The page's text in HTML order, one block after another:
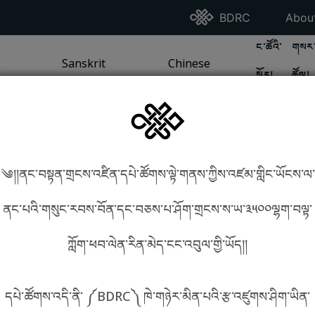
Go To BDRC
BDRC Go
/ SEA TRADITIONPAGE
GO TOSANSKRIT TRADITION
Sanskrit
GO TOCHINESE TRADITION
Chinese
GO TO
ང་ཚོའི་
སྐོར།
GO
ཚོལ།
༄།།ནང་བསྟན་གྲངས་འཛིན་དཔེ་ཚོགས་ལྟེ་གནས་ཀྱིས་འཛམ་གླིང་ཡོངས་ལ་
ནང་པའི་གསུང་རབས་བོན་དང་བཅས་པ་ཤོག་གྲངས་ས་ཡ་༣༥༠༠ལྷག་བལྟ་
ཀློག་ཕབ་ལེན་རིན་མེད་ངང་འབུལ་གྱི་ཡོད།།
དཔེ་ཚོགས་འདི་ནི་ ༼BDRC༽ ཁེ་གཉེར་མིན་པའི་རྩ་འཛུགས་ཤིག་ཡིན་
phonetics! How to find things?